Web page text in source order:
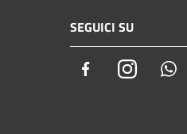
SEGUICI SU
FacebookInstagram